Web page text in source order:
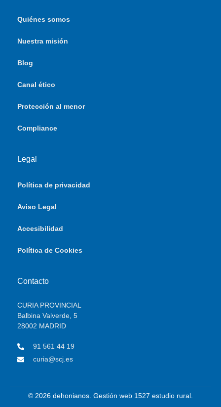
Quiénes somos
Nuestra misión
Blog
Canal ético
Protección al menor
Compliance
Legal
Política de privacidad
Aviso Legal
Accesibilidad
Política de Cookies
Contacto
CURIA PROVINCIAL
Balbina Valverde, 5
28002 MADRID
91 561 44 19
curia@scj.es
© 2026 dehonianos. Gestión web 1527 estudio rural.